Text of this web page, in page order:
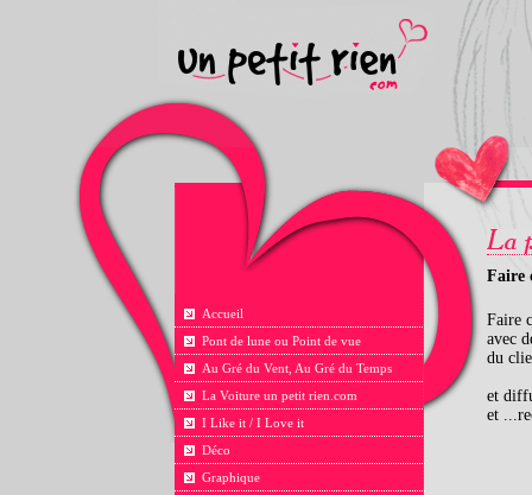
Accueil
Pont de lune ou Point de vue
Au Gré du Vent, Au Gré du Temps
La Voiture un petit rien.com
I Like it / I Love it
Déco
Graphique
Faire
Faire
avec
du
et
et